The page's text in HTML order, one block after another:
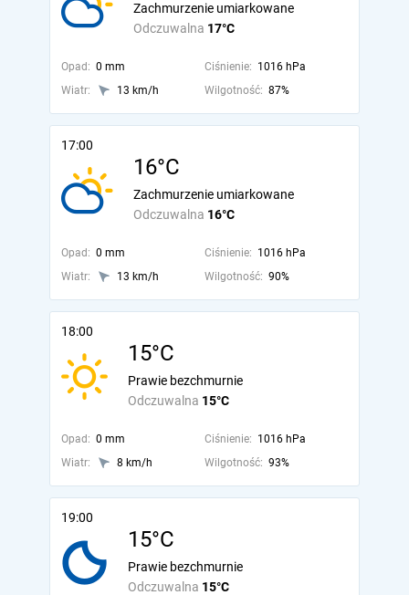
Odczuwalna 17°C
Zachmurzenie umiarkowane
Opad: 0 mm Ciśnienie: 1016 hPa
Wiatr:
13 km/h Wilgotność: 87%
17:00
16°C
Odczuwalna 16°C
Zachmurzenie umiarkowane
Opad: 0 mm Ciśnienie: 1016 hPa
Wiatr:
13 km/h Wilgotność: 90%
18:00
15°C
Odczuwalna 15°C
Prawie bezchmurnie
Opad: 0 mm Ciśnienie: 1016 hPa
Wiatr:
8 km/h Wilgotność: 93%
19:00
15°C
Odczuwalna 15°C
Prawie bezchmurnie